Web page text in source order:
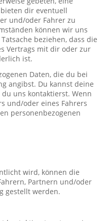
dir eventuell
und/oder Fahrer zu
können wir uns
beziehen, dass die
Vertrags mit dir oder zur
ist.
Daten, die du bei
angibst. Du kannst deine
uns kontaktierst. Wenn
und/oder eines Fahrers
personenbezogenen
wird, können die
Partnern und/oder
gestellt werden.